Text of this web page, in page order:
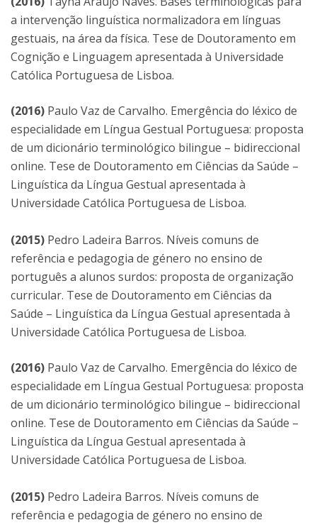
a intervenção linguística normalizadora em línguas
gestuais, na área da física. Tese de Doutoramento em
Cognição e Linguagem apresentada à Universidade
Católica Portuguesa de Lisboa.
(2016) Paulo Vaz de Carvalho. Emergência do léxico de
especialidade em Língua Gestual Portuguesa: proposta
de um dicionário terminológico bilingue – bidireccional
online. Tese de Doutoramento em Ciências da Saúde –
Linguística da Língua Gestual apresentada à
Universidade Católica Portuguesa de Lisboa.
(2015) Pedro Ladeira Barros. Níveis comuns de
referência e pedagogia de género no ensino de
português a alunos surdos: proposta de organização
curricular. Tese de Doutoramento em Ciências da
Saúde – Linguística da Língua Gestual apresentada à
Universidade Católica Portuguesa de Lisboa.
(2016) Paulo Vaz de Carvalho. Emergência do léxico de
especialidade em Língua Gestual Portuguesa: proposta
de um dicionário terminológico bilingue – bidireccional
online. Tese de Doutoramento em Ciências da Saúde –
Linguística da Língua Gestual apresentada à
Universidade Católica Portuguesa de Lisboa.
(2015) Pedro Ladeira Barros. Níveis comuns de
referência e pedagogia de género no ensino de